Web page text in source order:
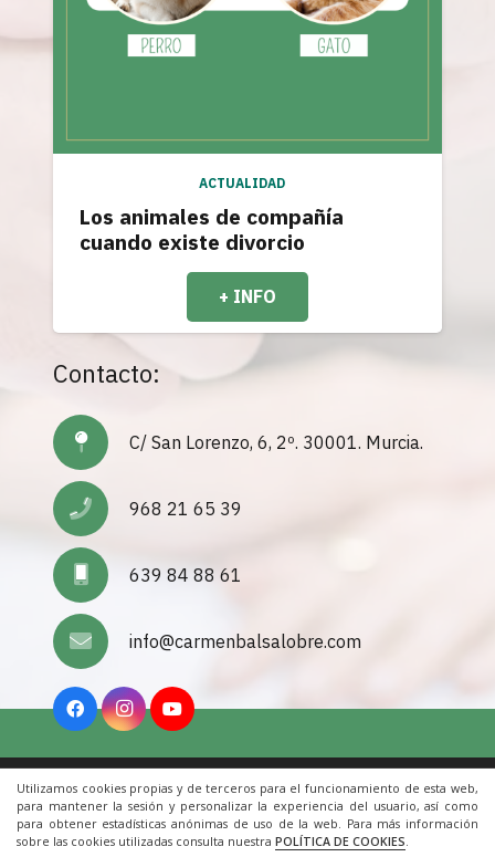
Utilizamos cookies propias y de terceros para el funcionamiento de esta web,
para mantener la sesión y personalizar la experiencia del usuario, así como
para obtener estadísticas anónimas de uso de la web. Para más información
sobre las cookies utilizadas consulta nuestra POLÍTICA DE COOKIES.
ACTUALIDAD
Los animales de compañía
cuando existe divorcio
+ INFO
Contacto:
C/ San Lorenzo, 6, 2º. 30001. Murcia.
968 21 65 39
639 84 88 61
info@carmenbalsalobre.com
Inicio|Aviso Legal|Cookies|Contacto
© 2022 Todos los derechos reservados. Una web de